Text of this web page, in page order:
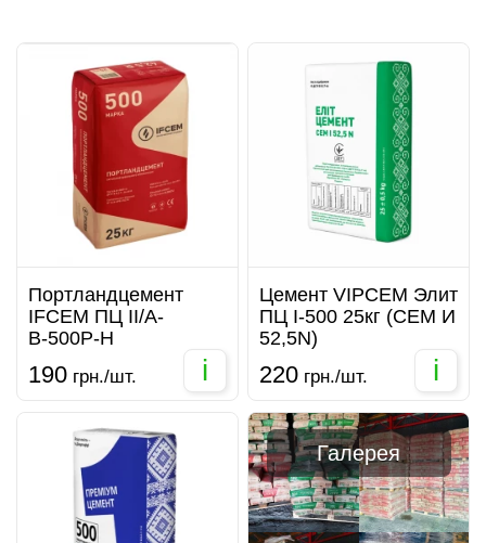
Портландцемент
IFCEM ПЦ ІІ/А-
В-500Р-Н
190 грн./шт. i
Цемент VIPCEM Элит
ПЦ I-500 25кг (CEM И
52,5N)
220 грн./шт. i
Галерея